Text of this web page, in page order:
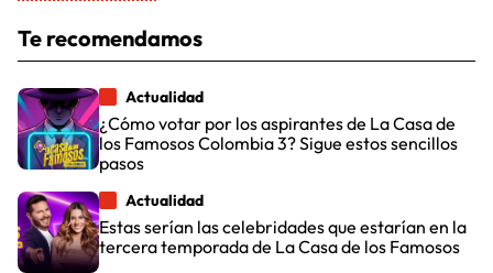
Te recomendamos
Actualidad
¿Cómo votar por los aspirantes de La Casa de
los Famosos Colombia 3? Sigue estos sencillos
pasos
Actualidad
Estas serían las celebridades que estarían en la
tercera temporada de La Casa de los Famosos